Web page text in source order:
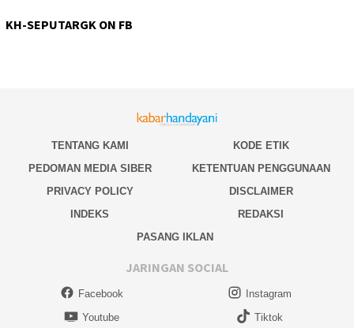
KH-SEPUTARGK ON FB
TENTANG KAMI
KODE ETIK
PEDOMAN MEDIA SIBER
KETENTUAN PENGGUNAAN
PRIVACY POLICY
DISCLAIMER
INDEKS
REDAKSI
PASANG IKLAN
JARINGAN SOCIAL
Facebook
Instagram
Youtube
Tiktok